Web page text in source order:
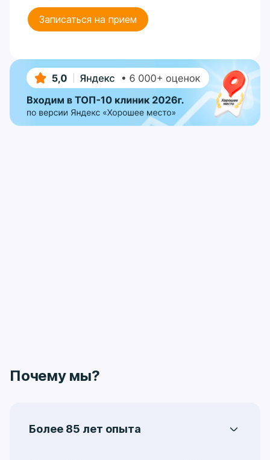
Записаться на прием
Почему мы?
Более 85 лет опыта